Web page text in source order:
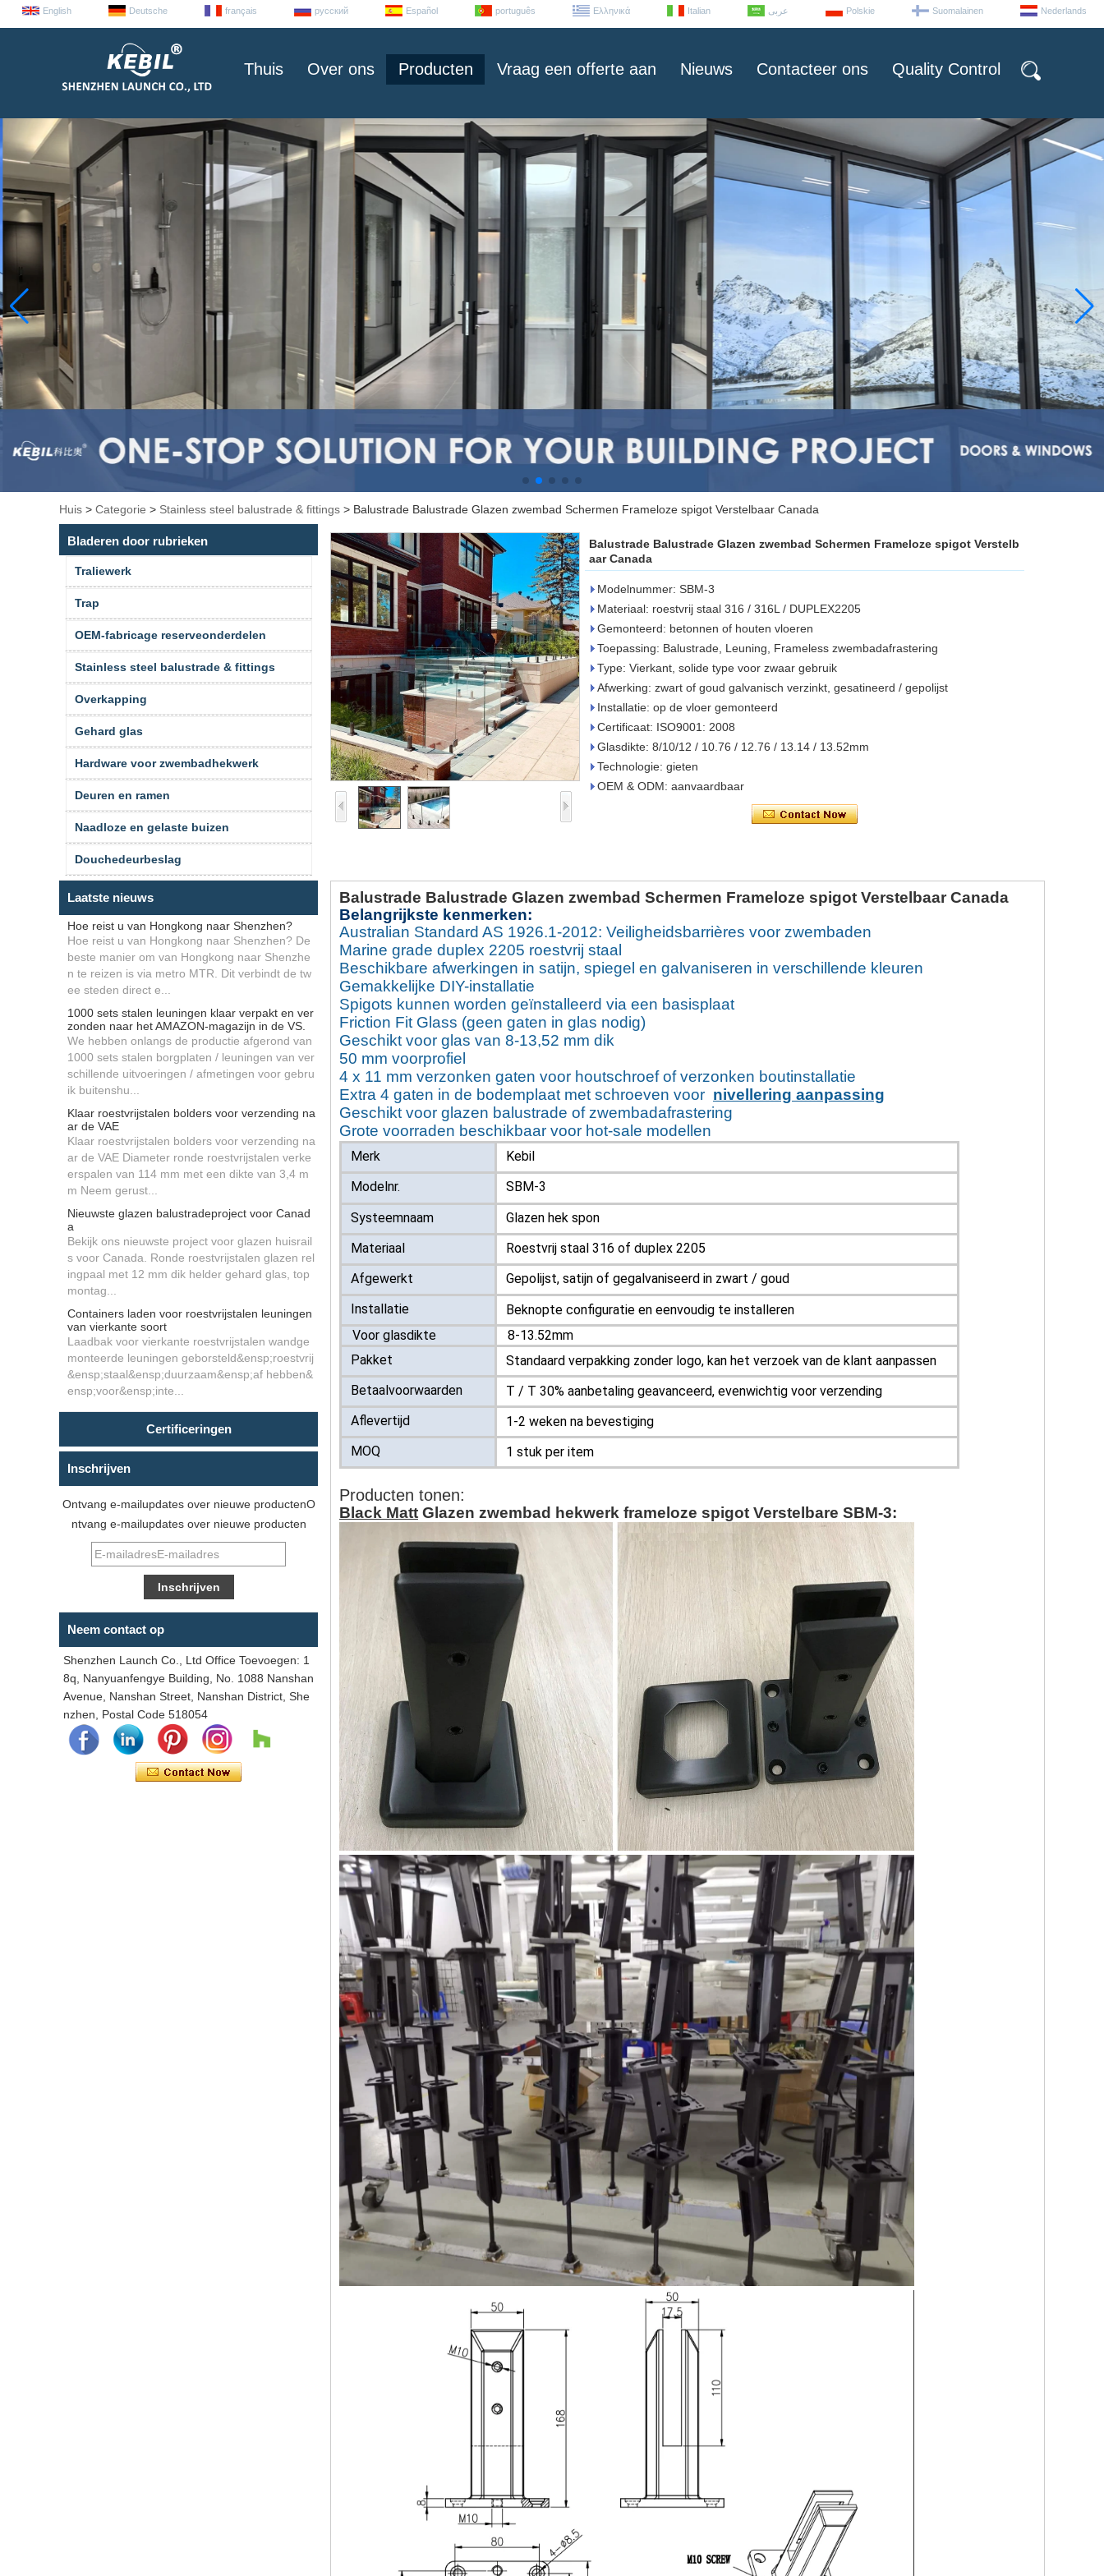
English Deutsche français русский Español português Ελληνικά Italian عربى Polskie Suomalainen Nederlands
Thuis Over ons Producten Vraag een offerte aan Nieuws Contacteer ons Quality Control
Huis > Categorie > Stainless steel balustrade & fittings > Balustrade Balustrade Glazen zwembad Schermen Frameloze spigot Verstelbaar Canada
Bladeren door rubrieken
Traliewerk
Trap
OEM-fabricage reserveonderdelen
Stainless steel balustrade & fittings
Overkapping
Gehard glas
Hardware voor zwembadhekwerk
Deuren en ramen
Naadloze en gelaste buizen
Douchedeurbeslag
Laatste nieuws
Hoe reist u van Hongkong naar Shenzhen?
Hoe reist u van Hongkong naar Shenzhen? De
beste manier om van Hongkong naar Shenzhe
n te reizen is via metro MTR. Dit verbindt de tw
ee steden direct e...
1000 sets stalen leuningen klaar verpakt en ver
zonden naar het AMAZON-magazijn in de VS.
We hebben onlangs de productie afgerond van
1000 sets stalen borgplaten / leuningen van ver
schillende uitvoeringen / afmetingen voor gebru
ik buitenshu...
Klaar roestvrijstalen bolders voor verzending na
ar de VAE
Klaar roestvrijstalen bolders voor verzending na
ar de VAE Diameter ronde roestvrijstalen verke
erspalen van 114 mm met een dikte van 3,4 m
m Neem gerust...
Nieuwste glazen balustradeproject voor Canad
a
Bekijk ons ​​nieuwste project voor glazen huisrail
s voor Canada. Ronde roestvrijstalen glazen rel
ingpaal met 12 mm dik helder gehard glas, top
montag...
Containers laden voor roestvrijstalen leuningen
van vierkante soort
Laadbak voor vierkante roestvrijstalen wandge
monteerde leuningen geborsteld&ensp;roestvrij
&ensp;staal&ensp;duurzaam&ensp;af hebben&
ensp;voor&ensp;inte...
Certificeringen
Inschrijven
Ontvang e-mailupdates over nieuwe productenO
ntvang e-mailupdates over nieuwe producten
Neem contact op
Shenzhen Launch Co., Ltd Office Toevoegen: 1
8q, Nanyuanfengye Building, No. 1088 Nanshan
Avenue, Nanshan Street, Nanshan District, She
nzhen, Postal Code 518054
Balustrade Balustrade Glazen zwembad Schermen Frameloze spigot Verstelb
aar Canada
Modelnummer: SBM-3
Materiaal: roestvrij staal 316 / 316L / DUPLEX2205
Gemonteerd: betonnen of houten vloeren
Toepassing: Balustrade, Leuning, Frameless zwembadafrastering
Type: Vierkant, solide type voor zwaar gebruik
Afwerking: zwart of goud galvanisch verzinkt, gesatineerd / gepolijst
Installatie: op de vloer gemonteerd
Certificaat: ISO9001: 2008
Glasdikte: 8/10/12 / 10.76 / 12.76 / 13.14 / 13.52mm
Technologie: gieten
OEM & ODM: aanvaardbaar
Balustrade Balustrade Glazen zwembad Schermen Frameloze spigot Verstelbaar Canada
Belangrijkste kenmerken:
Australian Standard AS 1926.1-2012: Veiligheidsbarrières voor zwembaden
Marine grade duplex 2205 roestvrij staal
Beschikbare afwerkingen in satijn, spiegel en galvaniseren in verschillende kleuren
Gemakkelijke DIY-installatie
Spigots kunnen worden geïnstalleerd via een basisplaat
Friction Fit Glass (geen gaten in glas nodig)
Geschikt voor glas van 8-13,52 mm dik
50 mm voorprofiel
4 x 11 mm verzonken gaten voor houtschroef of verzonken boutinstallatie
Extra 4 gaten in de bodemplaat met schroeven voor nivellering aanpassing
Geschikt voor glazen balustrade of zwembadafrastering
Grote voorraden beschikbaar voor hot-sale modellen
Merk
Kebil
Modelnr.
SBM-3
Systeemnaam
Glazen hek spon
Materiaal
Roestvrij staal 316 of duplex 2205
Afgewerkt
Gepolijst, satijn of gegalvaniseerd in zwart / goud
Installatie
Beknopte configuratie en eenvoudig te installeren
Voor glasdikte
8-13.52mm
Pakket
Standaard verpakking zonder logo, kan het verzoek van de klant aanpassen
Betaalvoorwaarden
T / T 30% aanbetaling geavanceerd, evenwichtig voor verzending
Aflevertijd
1-2 weken na bevestiging
MOQ
1 stuk per item
Producten tonen:
Black Matt Glazen zwembad hekwerk frameloze spigot Verstelbare SBM-3: